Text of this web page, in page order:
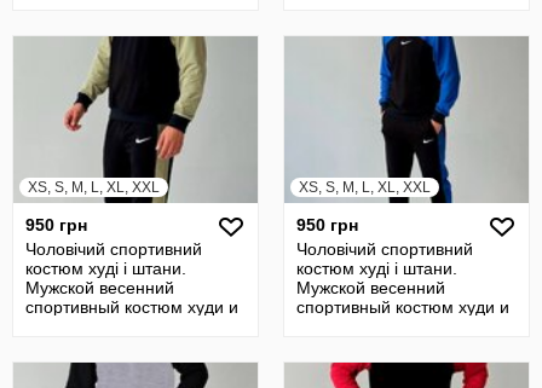
XS, S, M, L, XL, XXL
950 грн
Чоловічий спортивний
костюм худі і штани.
Мужской весенний
спортивный костюм худи и
XS, S, M, L, XL, XXL
950 грн
Чоловічий спортивний
костюм худі і штани.
Мужской весенний
спортивный костюм худи и